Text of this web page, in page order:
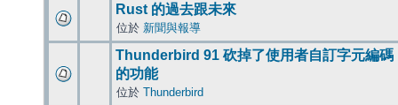
Rust 的過去跟未來
位於 新聞與報導
Thunderbird 91 砍掉了使用者自訂字元編碼
的功能
位於 Thunderbird